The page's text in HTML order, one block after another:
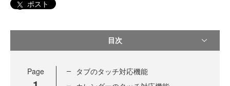
ポスト
目次
Page
タブのタッチ対応機能